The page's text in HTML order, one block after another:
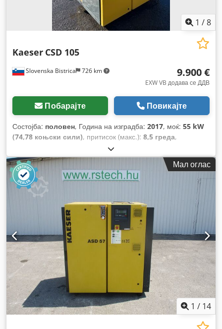
1 /8
Slovenska Bistrica 726 km
Kaeser CSD 105
9.900 €
EXW VB додава се ДДВ
Побарајте Повикајте
Состојба: половен, Година на изградба: 2017, моќ: 55 kW
(74,78 коњски сили), притисок (макс.): 8,5 греда,
минимална температура на животната средина:
максимална амбиентална температура:45 °C,
Мал оглас
1 / 14